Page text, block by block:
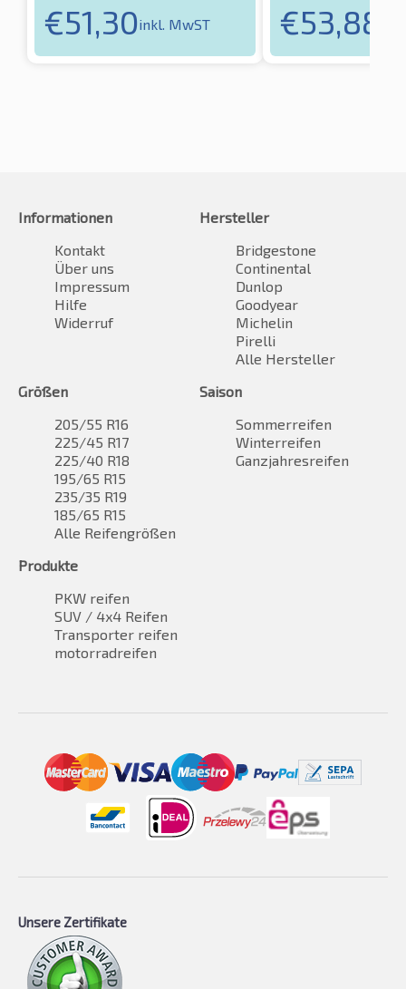
€51,30inkl. MwST €53,88
Informationen
Kontakt
Über uns
Impressum
Hilfe
Widerruf
Hersteller
Bridgestone
Continental
Dunlop
Goodyear
Michelin
Pirelli
Alle Hersteller
Größen
205/55 R16
225/45 R17
225/40 R18
195/65 R15
235/35 R19
185/65 R15
Alle Reifengrößen
Saison
Sommerreifen
Winterreifen
Ganzjahresreifen
Produkte
PKW reifen
SUV / 4x4 Reifen
Transporter reifen
motorradreifen
Unsere Zertifikate